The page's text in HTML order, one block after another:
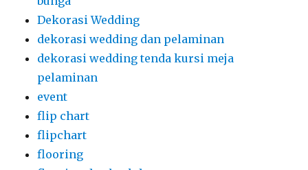
Flooring Tinggi 7cm Karpet Hitam
furniture
futura cover hitam pita biru
Futura Cover Kursi Standar Stainless
gantungan baju
gate masuk
ghost chair
ghost chair acrylic
gold tiffany chairs